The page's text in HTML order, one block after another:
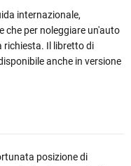
internazionale,
che per noleggiare un'auto
richiesta. Il libretto di
anche in versione
posizione di